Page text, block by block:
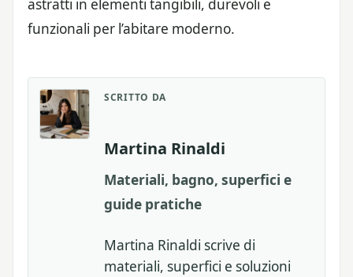
astratti in elementi tangibili, durevoli e
funzionali per l’abitare moderno.
SCRITTO DA
Martina Rinaldi
Materiali, bagno, superfici e
guide pratiche
Martina Rinaldi scrive di
materiali, superfici e soluzioni